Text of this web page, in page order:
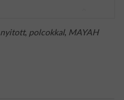
nyitott, polcokkal, MAYAH